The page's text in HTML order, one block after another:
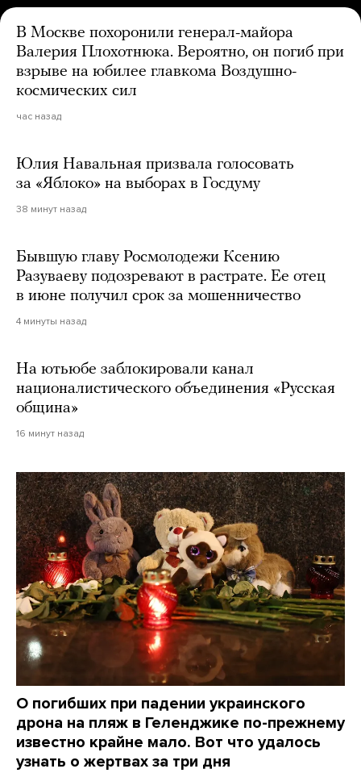
В Москве похоронили генерал-майора
Валерия Плохотнюка. Вероятно, он погиб при
взрыве на юбилее главкома Воздушно-
космических сил
час назад
Юлия Навальная призвала голосовать
за «Яблоко» на выборах в Госдуму
38 минут назад
Бывшую главу Росмолодежи Ксению
Разуваеву подозревают в растрате. Ее отец
в июне получил срок за мошенничество
4 минуты назад
На ютьюбе заблокировали канал
националистического объединения «Русская
община»
16 минут назад
О погибших при падении украинского
дрона на пляж в Геленджике по-прежнему
известно крайне мало. Вот что удалось
узнать о жертвах за три дня